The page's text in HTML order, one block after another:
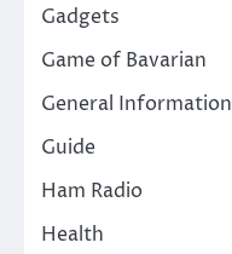
Gadgets
Game of Bavarian
General Information
Guide
Ham Radio
Health